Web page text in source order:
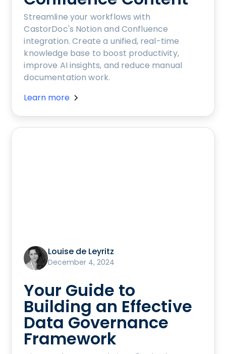
Streamline your workflows with
CastorDoc's Notion and Confluence
integration. Create a unified, real-time
knowledge base to boost productivity,
improve AI insights, and reduce manual
documentation work.
Learn more
Louise de Leyritz
December 4, 2024
Your Guide to
Building an Effective
Data Governance
Framework